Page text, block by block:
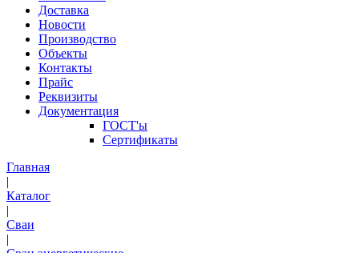
Доставка
Новости
Производство
Объекты
Контакты
Прайс
Реквизиты
Документация
ГОСТ'ы
Сертификаты
Главная
|
Каталог
|
Сваи
|